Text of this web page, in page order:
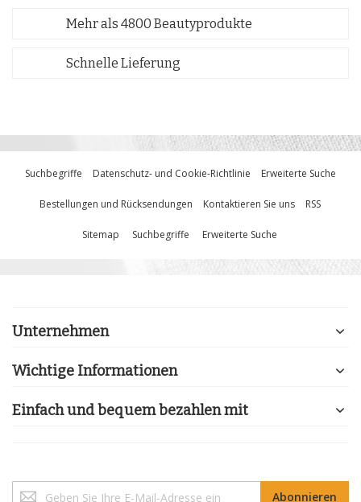
Mehr als 4800 Beautyprodukte
Schnelle Lieferung
Suchbegriffe Datenschutz- und Cookie-Richtlinie Erweiterte Suche
Bestellungen und Rücksendungen Kontaktieren Sie uns RSS
Sitemap Suchbegriffe Erweiterte Suche
Unternehmen
Wichtige Informationen
Einfach und bequem bezahlen mit
Abonnieren